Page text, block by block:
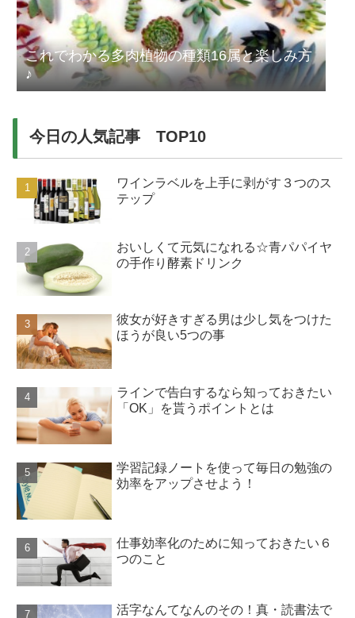
これでわかる多肉植物の種類16属と楽しみ方
♪
今日の人気記事 TOP10
ワインラベルを上手に剥がす３つのス
テップ
おいしくて元気になれる☆青パパイヤ
の手作り酵素ドリンク
彼女が好きすぎる男は少し気をつけた
ほうが良い5つの事
ラインで告白するなら知っておきたい
「OK」を貰うポイントとは
学習記録ノートを使って毎日の勉強の
効率をアップさせよう！
仕事効率化のために知っておきたい６
つのこと
活字なんてなんのその！真・読書法で